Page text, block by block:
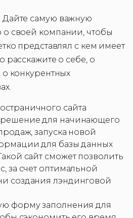
Дайте самую важную
своей компании, чтобы
представлял с кем имеет
расскажите о себе, о
конкурентных
сайта
решение для начинающего
запуска новой
для базы данных
сайт сможет позволить
за счет оптимальной
создания лэндинговой
форму заполнения для